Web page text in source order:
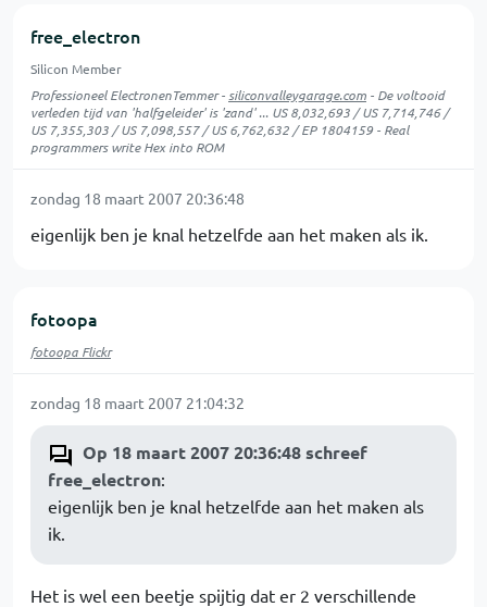
free_electron
Silicon Member
Professioneel ElectronenTemmer - siliconvalleygarage.com - De voltooid
verleden tijd van 'halfgeleider' is 'zand' ... US 8,032,693 / US 7,714,746 /
US 7,355,303 / US 7,098,557 / US 6,762,632 / EP 1804159 - Real
programmers write Hex into ROM
zondag 18 maart 2007 20:36:48
eigenlijk ben je knal hetzelfde aan het maken als ik.
fotoopa
fotoopa Flickr
zondag 18 maart 2007 21:04:32
Op 18 maart 2007 20:36:48 schreef
free_electron:
eigenlijk ben je knal hetzelfde aan het maken als
ik.
Het is wel een beetje spijtig dat er 2 verschillende